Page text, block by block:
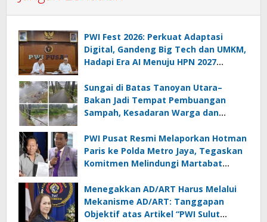
PWI Fest 2026: Perkuat Adaptasi
Digital, Gandeng Big Tech dan UMKM,
Hadapi Era AI Menuju HPN 2027
Sungai di Batas Tanoyan Utara–
Bakan Jadi Tempat Pembuangan
Sampah, Kesadaran Warga dan
PWI Pusat Resmi Melaporkan Hotman
Paris ke Polda Metro Jaya, Tegaskan
Komitmen Melindungi Martabat
Menegakkan AD/ART Harus Melalui
Mekanisme AD/ART: Tanggapan
Objektif atas Artikel “PWI Sulut